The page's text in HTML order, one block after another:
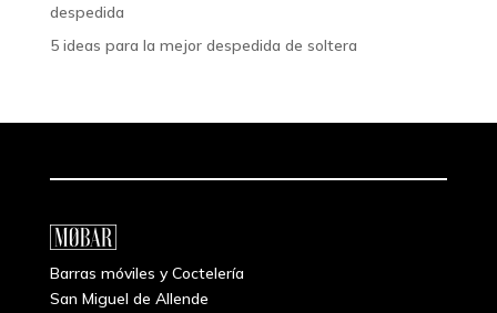
despedida
5 ideas para la mejor despedida de soltera
Barras móviles y Coctelería
San Miguel de Allende